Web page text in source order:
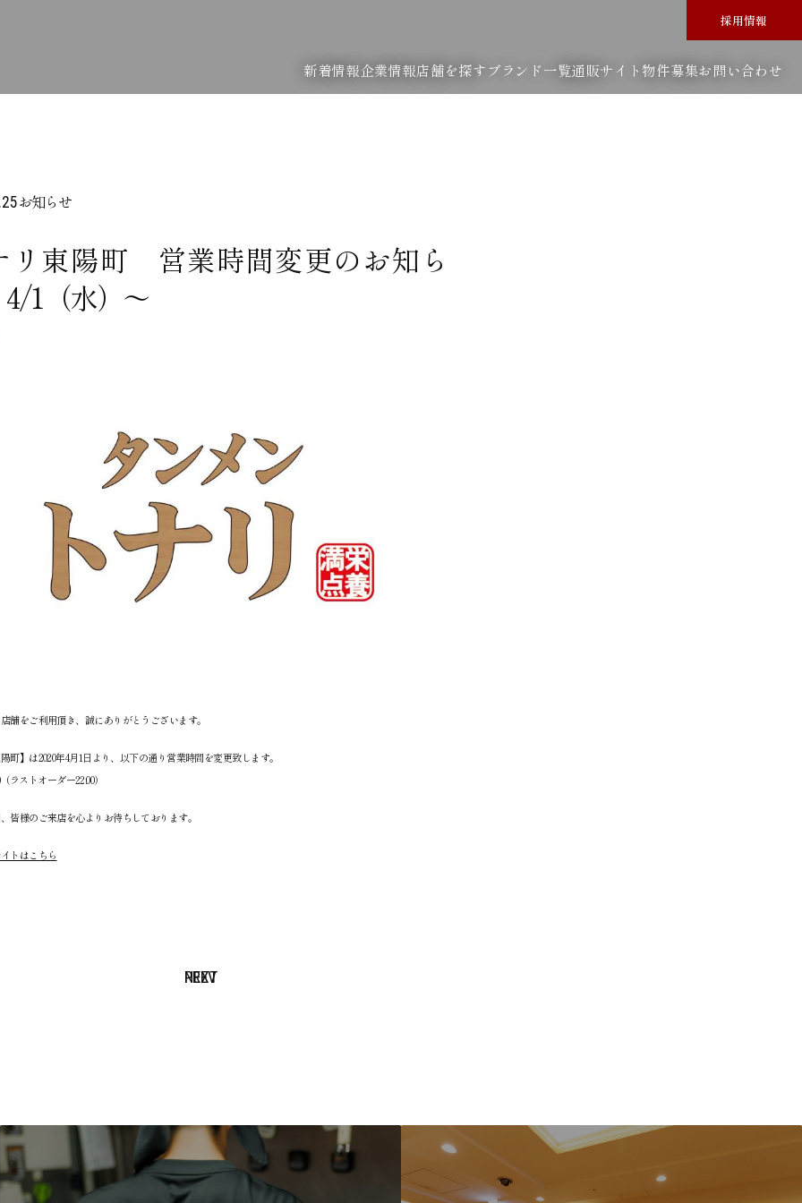
採用情報
新着情報企業情報店舗を探す ブランド一覧通販サイト 物件募集お問い合わせ
お知らせ
リ東陽町 営業時間変更のお知ら
1（水）～
舗をご利用頂き、誠にありがとうございます。
陽町】は2020年4月1日より、以下の通り営業時間を変更致します。
（ラストオーダー22:00）
皆様のご来店を心よりお待ちしております。
トはこちら
PREV
NEXT